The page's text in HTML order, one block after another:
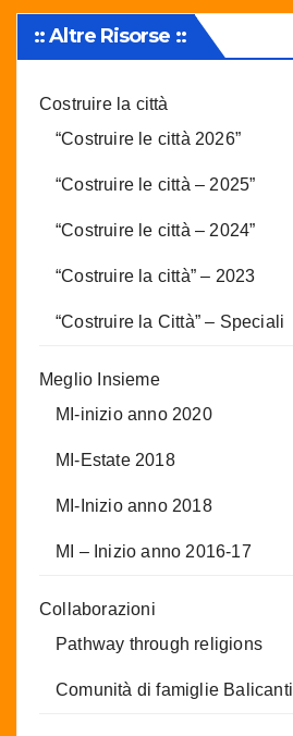
:: Altre Risorse ::
Costruire la città
“Costruire le città 2026”
“Costruire le città – 2025”
“Costruire le città – 2024”
“Costruire la città” – 2023
“Costruire la Città” – Speciali
Meglio Insieme
MI-inizio anno 2020
MI-Estate 2018
MI-Inizio anno 2018
MI – Inizio anno 2016-17
Collaborazioni
Pathway through religions
Comunità di famiglie Balicanti